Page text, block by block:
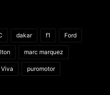
dakar f1 Ford
marc marquez
puromotor